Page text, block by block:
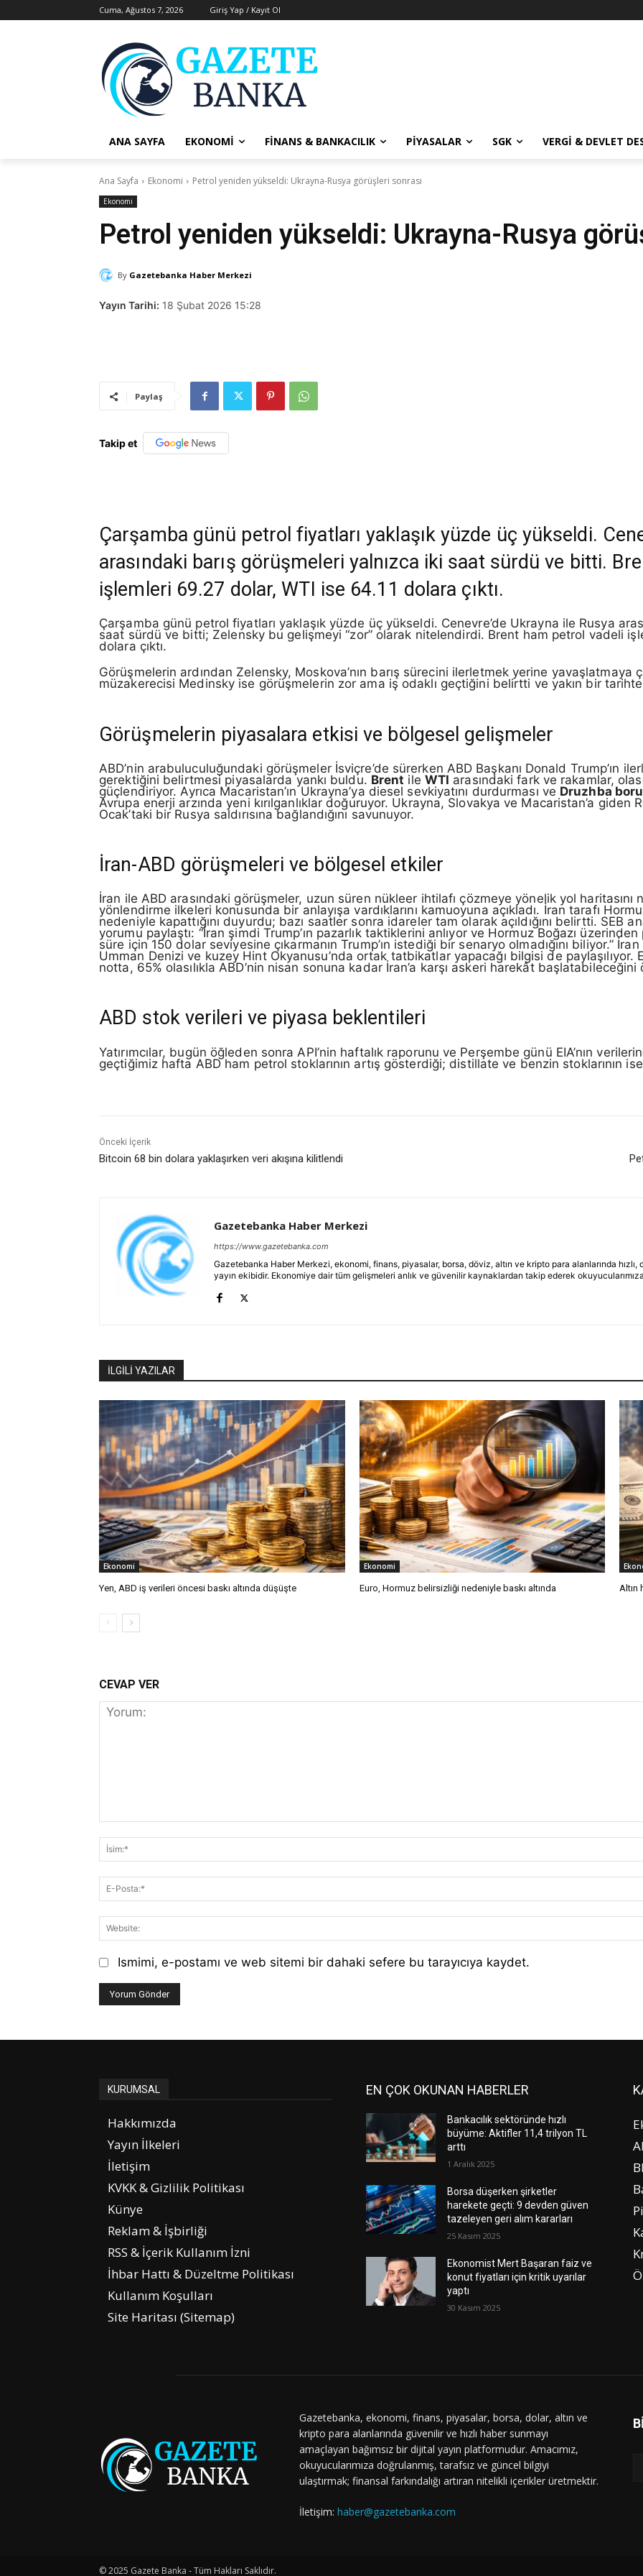
Cuma, Ağustos 7, 2026 Giriş Yap / Kayıt Ol
ANA SAYFA EKONOMI FINANS & BANKACILIK PIYASALAR SGK VERGI & DEVLET
Ana Sayfa Ekonomi Petrol yeniden yükseldi: Ukrayna-Rusya görüşleri sonrası
Ekonomi
Petrol yeniden yükseldi: Ukrayna-Rusya
By Gazetebanka Haber Merkezi
Yayın Tarihi: 18 Şubat 2026 15:28
Paylaş
Takip et
Çarşamba günü petrol fiyatları yaklaşık yüzde üç yükseldi.
arasındaki barış görüşmeleri yalnızca iki saat sürdü ve bitti.
işlemleri 69.27 dolar, WTI ise 64.11 dolara çıktı.
Çarşamba günü petrol fiyatları yaklaşık yüzde üç yükseldi. Cenevre’de Ukrayna ile Rusya
saat sürdü ve bitti; Zelensky bu gelişmeyi “zor” olarak nitelendirdi. Brent ham petrol vadeli
dolara çıktı.
Görüşmelerin ardından Zelensky, Moskova’nın barış sürecini ilerletmek yerine yavaşlatmaya
müzakerecisi Medinsky ise görüşmelerin zor ama iş odaklı geçtiğini belirtti ve yakın bir tarihte
Görüşmelerin piyasalara etkisi ve bölgesel gelişmeler
ABD’nin arabuluculuğundaki görüşmeler İsviçre’de sürerken ABD Başkanı Donald Trump’ın
gerektiğini belirtmesi piyasalarda yankı buldu. Brent ile WTI arasındaki fark ve rakamlar,
güçlendiriyor. Ayrıca Macaristan’ın Ukrayna’ya diesel sevkiyatını durdurması ve Druzhba
Avrupa enerji arzında yeni kırılganlıklar doğuruyor. Ukrayna, Slovakya ve Macaristan’a giden
Ocak’taki bir Rusya saldırısına bağlandığını savunuyor.
İran-ABD görüşmeleri ve bölgesel etkiler
İran ile ABD arasındaki görüşmeler, uzun süren nükleer ihtilafı çözmeye yönelik yol haritasını
yönlendirme ilkeleri konusunda bir anlayışa vardıklarını kamuoyuna açıkladı. İran tarafı
nedeniyle kapattığını duyurdu; bazı saatler sonra idareler tam olarak açıldığını belirtti. SEB
yorumu paylaştı: “İran şimdi Trump’ın pazarlık taktiklerini anlıyor ve Hormuz Boğazı
süre için 150 dolar seviyesine çıkarmanın Trump’ın istediği bir senaryo olmadığını biliyor.”
Umman Denizi ve kuzey Hint Okyanusu’nda ortak tatbikatlar yapacağı bilgisi de paylaşılıyor.
notta, 65% olasılıkla ABD’nin nisan sonuna kadar İran’a karşı askeri harekât başlatabileceğini
ABD stok verileri ve piyasa beklentileri
Yatırımcılar, bugün öğleden sonra API’nin haftalık raporunu ve Perşembe günü EIA’nın
geçtiğimiz hafta ABD ham petrol stoklarının artış gösterdiği; distillate ve benzin stoklarının
Önceki İçerik
Bitcoin 68 bin dolara yaklaşırken veri akışına kilitlendi
Gazetebanka Haber Merkezi
https://www.gazetebanka.com
Gazetebanka Haber Merkezi, ekonomi, finans, piyasalar, borsa, döviz, altın ve kripto para alanlarında hızlı,
yayın ekibidir. Ekonomiye dair tüm gelişmeleri anlık ve güvenilir kaynaklardan takip ederek
İLGİLİ YAZILAR
Ekonomi
Yen, ABD iş verileri öncesi baskı altında düşüşte
Ekonomi
Euro, Hormuz belirsizliği nedeniyle baskı altında Altın
CEVAP VER
Yorum:
Ismimi, e-postamı ve web sitemi bir dahaki sefere bu tarayıcıya kaydet.
KURUMSAL
Hakkımızda
Yayın İlkeleri
İletişim
KVKK & Gizlilik Politikası
Künye
Reklam & İşbirliği
RSS & İçerik Kullanım İzni
İhbar Hattı & Düzeltme Politikası
Kullanım Koşulları
Site Haritası (Sitemap)
EN ÇOK OKUNAN HABERLER
Bankacılık sektöründe hızlı
büyüme: Aktifler 11,4 trilyon TL
arttı
1 Aralık 2025
Borsa düşerken şirketler
harekete geçti: 9 devden güven
tazeleyen geri alım kararları
25 Kasım 2025
Ekonomist Mert Başaran faiz ve
konut fiyatları için kritik uyarılar
yaptı
30 Kasım 2025
Gazetebanka, ekonomi, finans, piyasalar, borsa, dolar, altın ve
kripto para alanlarında güvenilir ve hızlı haber sunmayı
amaçlayan bağımsız bir dijital yayın platformudur. Amacımız,
okuyucularımıza doğrulanmış, tarafsız ve güncel bilgiyi
ulaştırmak; finansal farkındalığı artıran nitelikli içerikler üretmektir.
İletişim: haber@gazetebanka.com
© 2025 Gazete Banka - Tüm Hakları Saklıdır.